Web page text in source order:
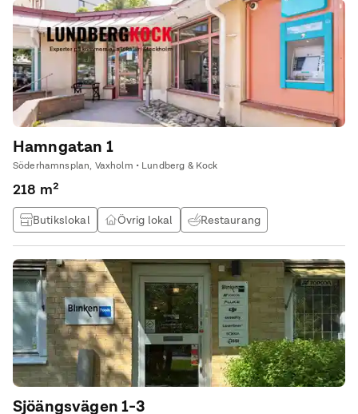
Hamngatan 1
Söderhamnsplan, Vaxholm • Lundberg & Kock
218 m²
Butikslokal Övrig lokal
Restaurang
Träningslokal / gym
Sjöängsvägen 1-3